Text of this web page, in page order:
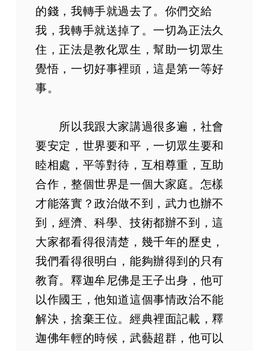
的錢，我轉手就過去了。你們交給
我，我轉手就送掉了。一切為正法久
住，正法是教化眾生，幫助一切眾生
覺悟，一切好事裡頭，這是第一等好
事。
所以我跟大家講過很多遍，社會
要安定，世界要和平，一切眾生要和
睦相處，平等對待，互相尊重，互助
合作，整個世界是一個大家庭。怎樣
才能落實？政治做不到，武力也辦不
到，經濟、科學、技術都辦不到，這
大家都看得很清楚，幾千年的歷史，
我們看得很明白，能夠辦得到的只有
教育。釋迦牟尼佛是王子出身，他可
以作國王，他知道這個事情政治不能
解決，捨棄王位。經典裡面記載，釋
迦佛年輕的時候，武藝超群，他可以